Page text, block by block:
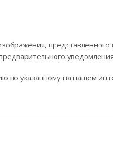
указанному на нашем